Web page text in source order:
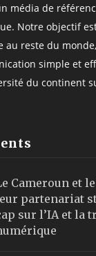
média de
Notre objectif
au reste du
simple et
du continent
Cameroun et
partenariat
sur l’IA et la